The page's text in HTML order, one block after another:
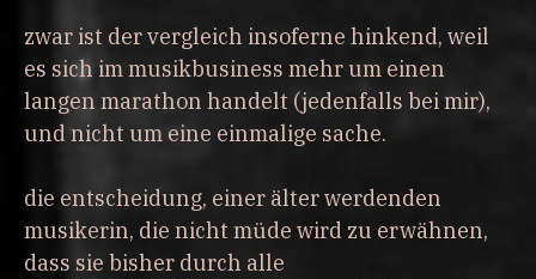
zwar ist der vergleich insoferne hinkend, weil
es sich im musikbusiness mehr um einen
langen marathon handelt (jedenfalls bei mir),
und nicht um eine einmalige sache.
die entscheidung, einer älter werdenden
musikerin, die nicht müde wird zu erwähnen,
dass sie bisher durch alle